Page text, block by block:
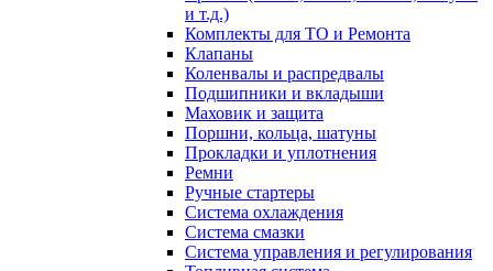
и т.д.)
Комплекты для ТО и Ремонта
Клапаны
Коленвалы и распредвалы
Подшипники и вкладыши
Маховик и защита
Поршни, кольца, шатуны
Прокладки и уплотнения
Ремни
Ручные стартеры
Система охлаждения
Система смазки
Система управления и регулирования